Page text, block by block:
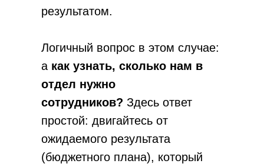
результатом.
Логичный вопрос в этом случае:
а как узнать, сколько нам в
отдел нужно
сотрудников? Здесь ответ
простой: двигайтесь от
ожидаемого результата
(бюджетного плана), который